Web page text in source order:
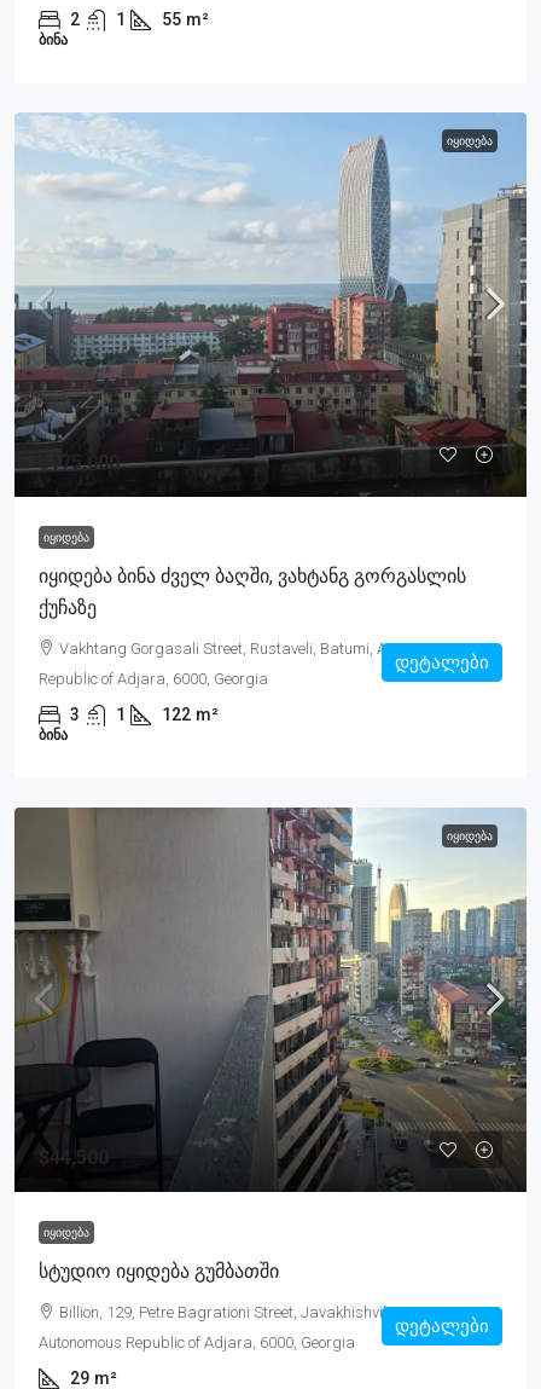
2 1 55 m²
ᲑᲘᲜᲐ
ᲘᲧᲘᲓᲔᲑᲐ
$175,000
ᲘᲧᲘᲓᲔᲑᲐ
Იყიდება Ბინა Ძველ Ბაღში, Ვახტანგ Გორგასლის
Ქუჩაზე
Vakhtang Gorgasali Street, Rustaveli, Batumi, Autonomous
Republic of Adjara, 6000, Georgia
3 1 122 m²
ᲑᲘᲜᲐ
დეტალები
ᲘᲧᲘᲓᲔᲑᲐ
$44,500
ᲘᲧᲘᲓᲔᲑᲐ
Სტუდიო Იყიდება Გუმბათში
Billion, 129, Petre Bagrationi Street, Javakhishvili, Batumi,
Autonomous Republic of Adjara, 6000, Georgia
29 m²
დეტალები